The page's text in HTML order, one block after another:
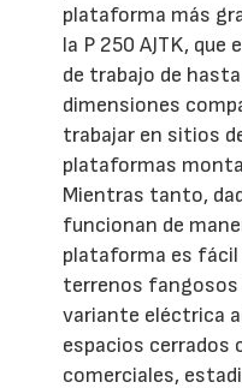
plataforma más
la P 250 AJTK,
de trabajo de
dimensiones
trabajar en sitios
plataformas
Mientras tanto,
funcionan de
plataforma es fácil
terrenos fangosos
variante eléctrica
espacios cerrados
comerciales,